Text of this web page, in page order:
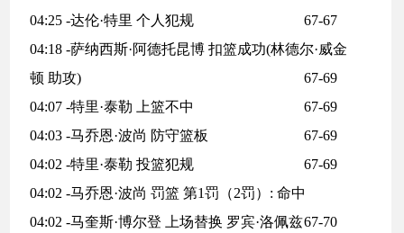
04:25 -达伦·特里 个人犯规
67-67
04:18 -萨纳西斯·阿德托昆博 扣篮成功(林德尔·威金
顿 助攻)
67-69
04:07 -特里·泰勒 上篮不中
67-69
04:03 -马乔恩·波尚 防守篮板
67-69
04:02 -特里·泰勒 投篮犯规
67-69
04:02 -马乔恩·波尚 罚篮 第1罚（2罚）: 命中
67-70
04:02 -马奎斯·博尔登 上场替换 罗宾·洛佩兹